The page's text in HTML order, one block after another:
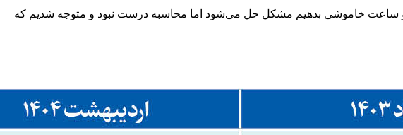
اگر دو ساعت خاموشی بدهیم مشکل حل می‌شود اما محاسبه درست نبود و متوجه شدیم که